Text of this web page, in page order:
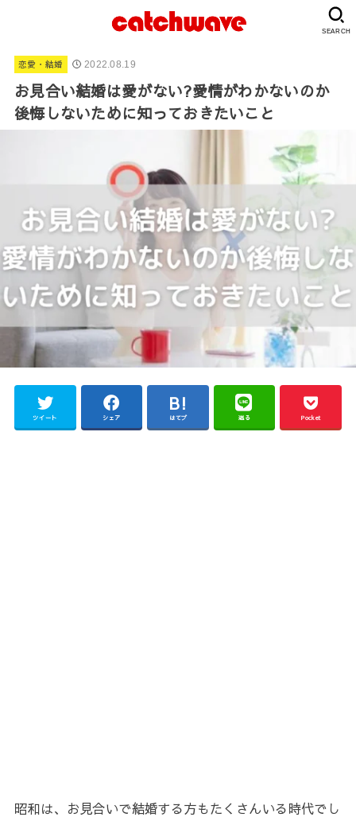
SEARCH
恋愛・結婚 2022.08.19
お見合い結婚は愛がない?愛情がわかないのか
後悔しないために知っておきたいこと
ツイート シェア はてブ 送る Pocket
昭和は、お見合いで結婚する方もたくさんいる時代でし